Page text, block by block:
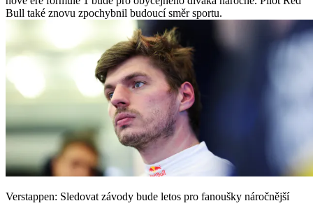
Bull také znovu zpochybnil budoucí směr sportu.
Verstappen: Sledovat závody bude letos pro fanoušky náročnější